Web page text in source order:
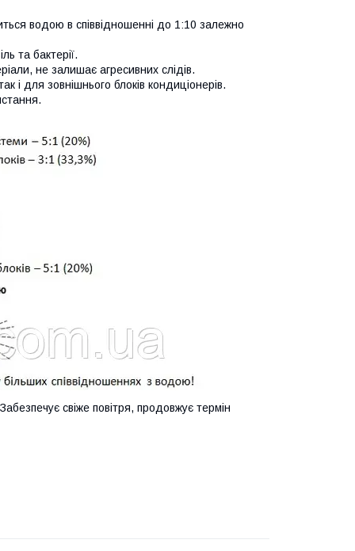
водою в співвідношенні до 1:10 залежно
та бактерії.
не залишає агресивних слідів.
і для зовнішнього блоків кондиціонерів.
свіже повітря, продовжує термін